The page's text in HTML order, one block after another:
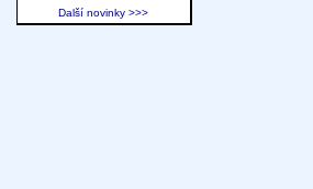
Další novinky >>>